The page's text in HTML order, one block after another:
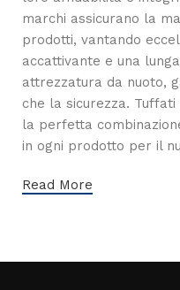
marchi assicurano la
prodotti, vantando
accattivante e una
attrezzatura da nuoto,
che la sicurezza.
la perfetta
in ogni prodotto per il
Read More